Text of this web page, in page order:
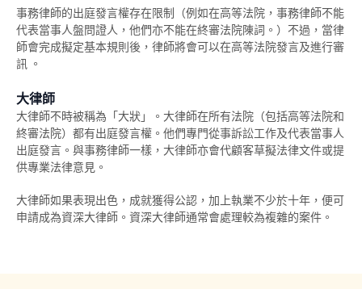
投訴警察
感化院
羈留院
醫院令
戒毒所令
罰款
補償令
復還令
《罪犯自新條例》與社會服務令
《罪犯自新條例》與感化令
《罪犯自新條例》與性罪行定罪紀錄查核計劃
「已喪失時效」的定罪之含義
在法庭程序中披露已喪失時效的定罪
必須披露已喪失時效之定罪的情況
不當披露已喪失時效之定罪的懲罰
事務律師的出庭發言權存在限制（例如在高等法院，事務律師不能
代表當事人盤問證人，他們亦不能在終審法院陳詞。）不過，當律
師會完成擬定基本規則後，律師將會可以在高等法院發言及進行審
訊 。
大律師
大律師不時被稱為「大狀」。大律師在所有法院（包括高等法院和
終審法院）都有出庭發言權。他們專門從事訴訟工作及代表當事人
出庭發言。與事務律師一樣，大律師亦會代顧客草擬法律文件或提
供專業法律意見。
大律師如果表現出色，成就獲得公認，加上執業不少於十年，便可
申請成為資深大律師。資深大律師通常會處理較為複雜的案件。